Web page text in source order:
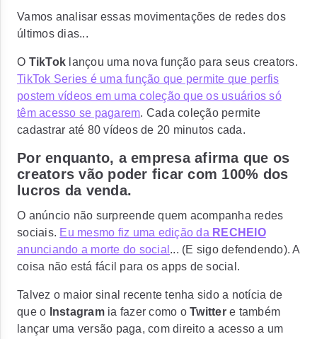
Vamos analisar essas movimentações de redes dos
últimos dias...
O TikTok lançou uma nova função para seus creators.
TikTok Series é uma função que permite que perfis
postem vídeos em uma coleção que os usuários só
têm acesso se pagarem. Cada coleção permite
cadastrar até 80 vídeos de 20 minutos cada.
Por enquanto, a empresa afirma que os
creators vão poder ficar com 100% dos
lucros da venda.
O anúncio não surpreende quem acompanha redes
sociais. Eu mesmo fiz uma edição da RECHEIO
anunciando a morte do social ... (E sigo defendendo). A
coisa não está fácil para os apps de social.
Talvez o maior sinal recente tenha sido a notícia de
que o Instagramia fazer como o Twitter e também
lançar uma versão paga, com direito a acesso a um